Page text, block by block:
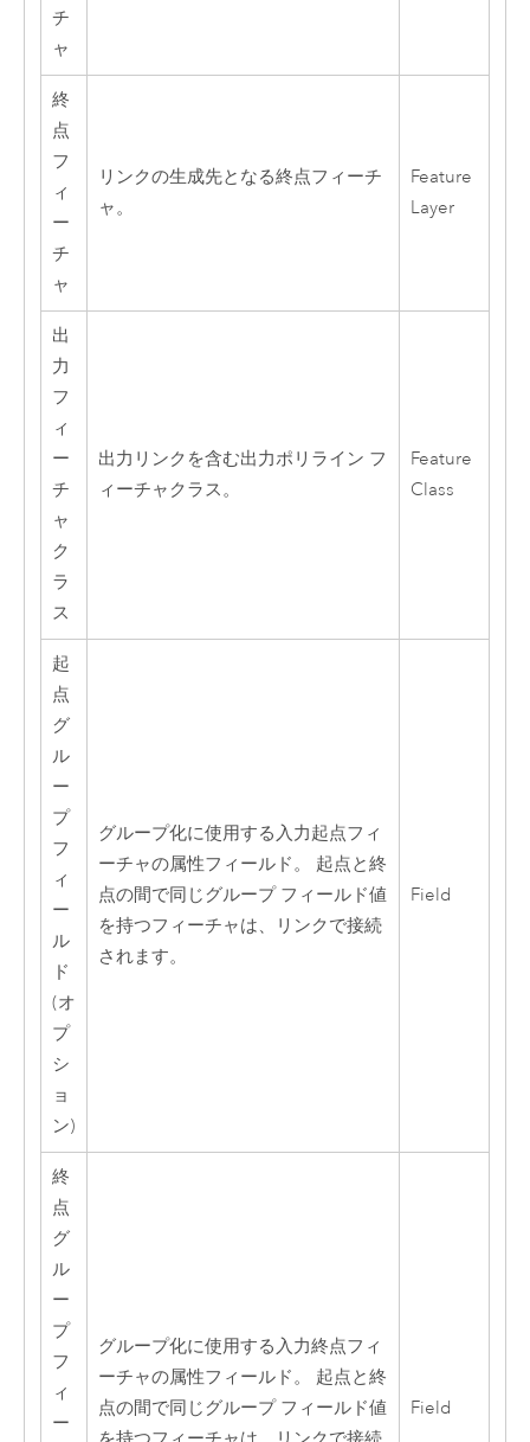
チ
ャ
終
点
フ
ィ
ー
チ
ャ
リンクの生成先となる終点フィーチ
ャ。
Feature
Layer
出
力
フ
ィ
ー
チ
ャ
ク
ラ
ス
出力リンクを含む出力ポリライン フ
ィーチャクラス。
Feature
Class
起
点
グ
ル
ー
プ
フ
ィ
ー
ル
ド
(オ
プ
シ
ョ
ン)
グループ化に使用する入力起点フィ
ーチャの属性フィールド。 起点と終
点の間で同じグループ フィールド値
を持つフィーチャは、リンクで接続
されます。
Field
終
点
グ
ル
ー
プ
フ
ィ
ー
グループ化に使用する入力終点フィ
ーチャの属性フィールド。 起点と終
点の間で同じグループ フィールド値
Field